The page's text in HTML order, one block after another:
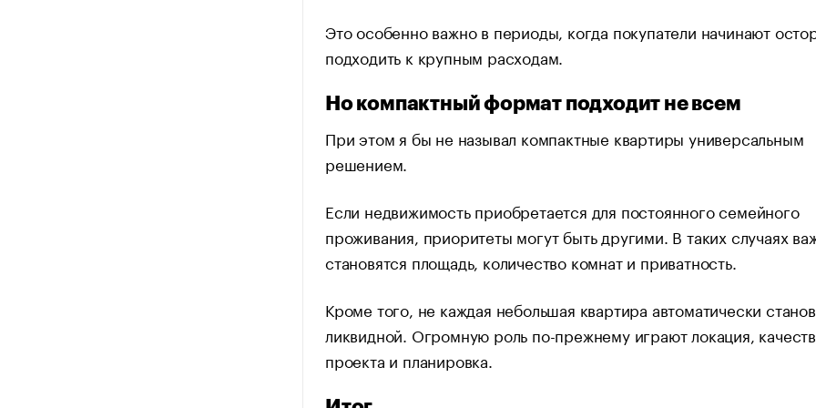
Это особенно важно в периоды, когда покупатели начинают
подходить к крупным расходам.
Но компактный формат подходит не всем
При этом я бы не называл компактные квартиры универсальным
решением.
Если недвижимость приобретается для постоянного семейного
проживания, приоритеты могут быть другими. В таких случаях
становятся площадь, количество комнат и приватность.
Кроме того, не каждая небольшая квартира автоматически
ликвидной. Огромную роль по-прежнему играют локация,
проекта и планировка.